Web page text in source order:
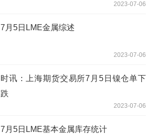
2023-07-06
7月5日LME金属综述
2023-07-06
时讯：上海期货交易所7月5日镍仓单下
跌
2023-07-06
7月5日LME基本金属库存统计